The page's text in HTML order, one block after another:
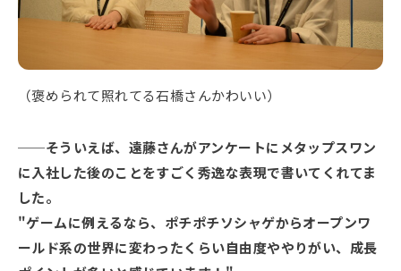
（褒められて照れてる石橋さんかわいい）
そういえば、遠藤さんがアンケートにメタップスワン
に入社した後のことをすごく秀逸な表現で書いてくれてま
した。
"ゲームに例えるなら、ポチポチソシャゲからオープンワ
ールド系の世界に変わったくらい自由度ややりがい、成長